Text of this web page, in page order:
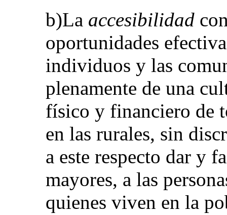
b)La accesibilidad
oportunidades
individuos y las
plenamente de una
físico y financiero de
en las rurales, sin
a este respecto dar y
mayores, a las
quienes viven en la